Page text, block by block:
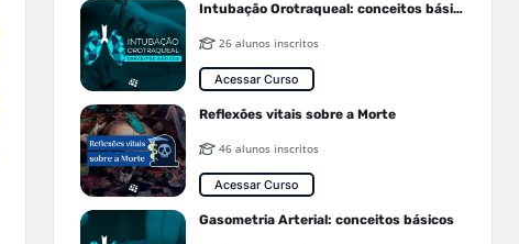
Intubação Orotraqueal: conceitos básicos
26 alunos inscritos
Acessar Curso
Reflexões vitais sobre a Morte
46 alunos inscritos
Acessar Curso
Gasometria Arterial: conceitos básicos